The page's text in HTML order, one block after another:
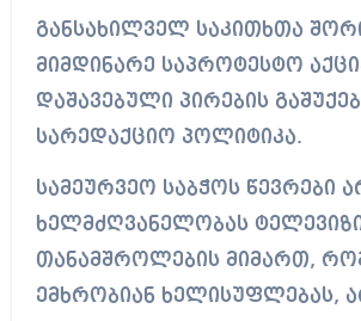
განსახილველ საკითხთა
მიმდინარე საპროტესტო
დაშავებული პირების
სარედაქციო პოლიტიკა.
სამეურვეო საბჭოს წევრები
ხელმძღვანელობას
თანამშროლების მიმართ,
ემხრობიან ხელისუფლებას,